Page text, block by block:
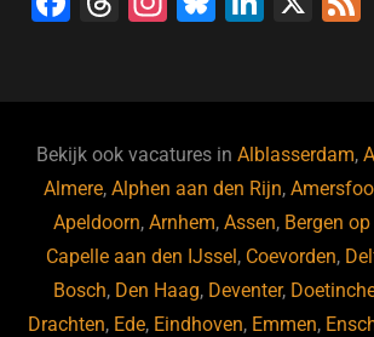
b
o
o
k
d
s
a
m
ky dI
n
Bekijk ook vacatures inAlblasserdam,
Almere,Alphen aan den Rijn,
Apeldoorn,Arnhem,Assen, Bergen
Capelle aan den IJssel, Coevorden,
Bosch, Den Haag, Deventer,
Drachten, Ede, Eindhoven, Emmen,